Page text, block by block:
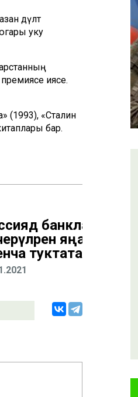
дәүләт
уку
премиясе иясе.
(1993), «Сталин
бар.
банклар акча
яңа сәбәп
туктата алачак